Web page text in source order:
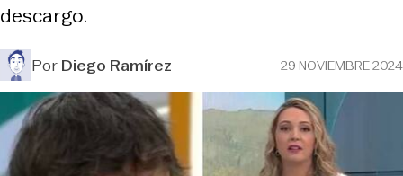
descargo.
PorDiego Ramírez 29 NOVIEMBRE 2024